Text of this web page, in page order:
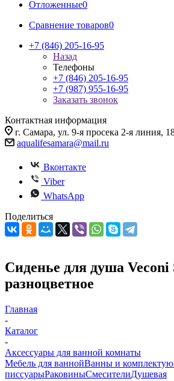
Отложенные0
Сравнение товаров0
+7 (846) 205-16-95
Назад
Телефоны
+7 (846) 205-16-95
+7 (987) 955-16-95
Заказать звонок
Контактная информация
г. Самара, ул. 9-я просека 2-я линия,
aqualifesamara@mail.ru
Вконтакте
Viber
WhatsApp
Поделиться
Сиденье для душа
разноцветное
Главная
-
Каталог
-
Аксессуары для ванной комнаты
Мебель для ваннойВанны и
писсуарыРаковиныСмесителиДушевая